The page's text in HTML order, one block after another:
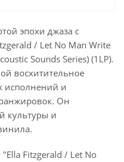
эпохи джаза с
/ Let No Man Write
Sounds Series) (1LP).
восхитительное
исполнений и
Он
культуры и
Fitzgerald / Let No